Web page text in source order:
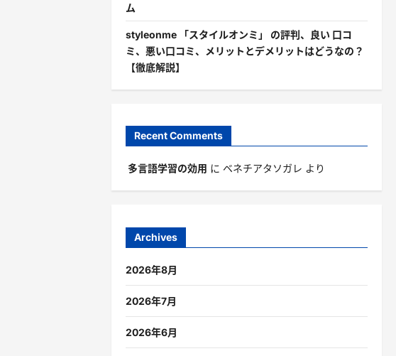
ム
styleonme 「スタイルオンミ」 の評判、良い 口コ
ミ、悪い口コミ、メリットとデメリットはどうなの？
【徹底解説】
Recent Comments
多言語学習の効用 に ベネチアタソガレ より
Archives
2026年8月
2026年7月
2026年6月